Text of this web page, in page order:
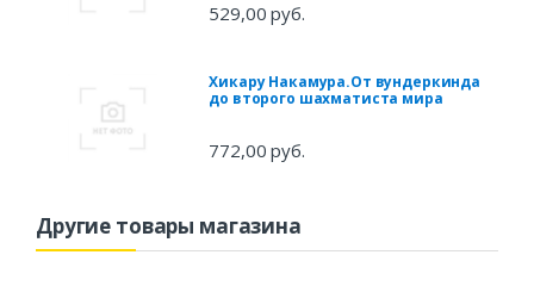
529,00 руб.
Хикару Накамура.От вундеркинда
до второго шахматиста мира
772,00 руб.
Другие товары магазина